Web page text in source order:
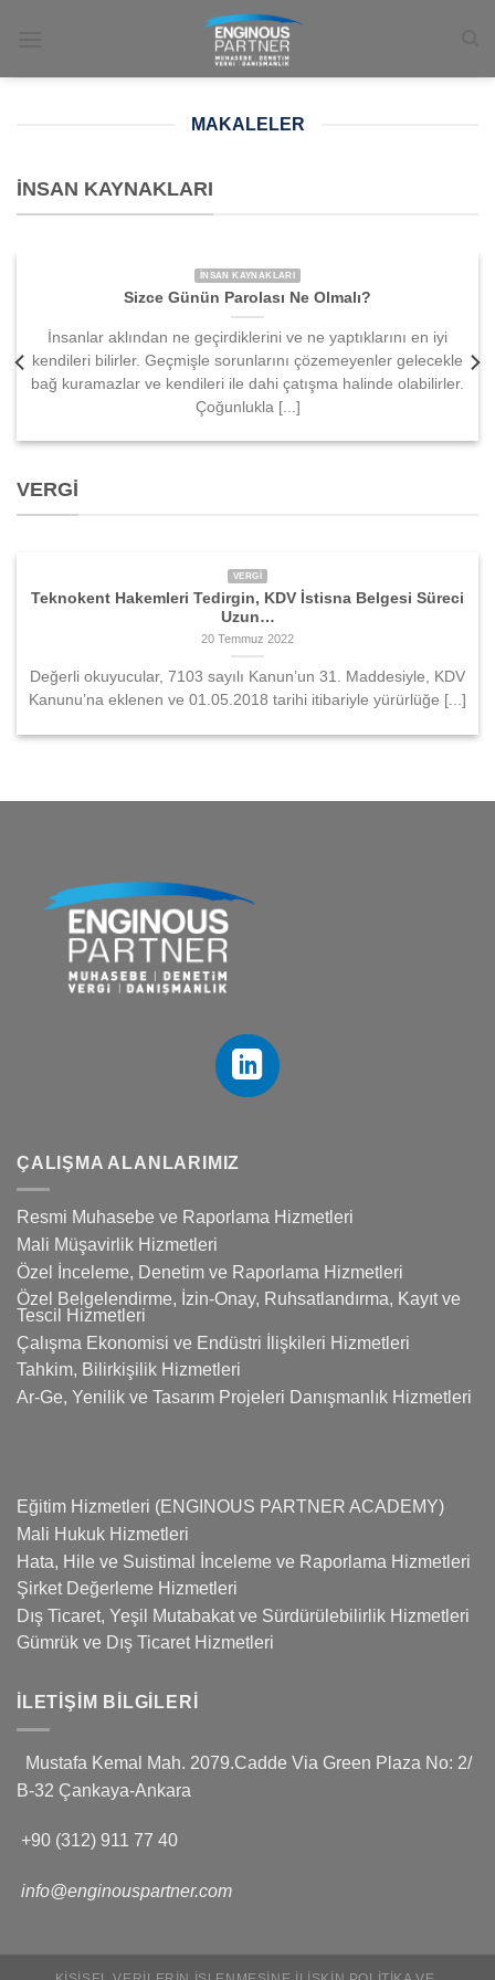
MAKALELER
İNSAN KAYNAKLARI
İNSAN KAYNAKLARI
Sizce Günün Parolası Ne Olmalı?
İnsanlar aklından ne geçirdiklerini ve ne yaptıklarını en iyi
kendileri bilirler. Geçmişle sorunlarını çözemeyenler gelecekle
bağ kuramazlar ve kendileri ile dahi çatışma halinde olabilirler.
Çoğunlukla [...]
VERGI
VERGI
Teknokent Hakemleri Tedirgin, KDV İstisna Belgesi Süreci
Uzun…
20 Temmuz 2022
Değerli okuyucular, 7103 sayılı Kanun’un 31. Maddesiyle, KDV
Kanunu’na eklenen ve 01.05.2018 tarihi itibariyle yürürlüğe [...]
ÇALIŞMA ALANLARIMIZ
Resmi Muhasebe ve Raporlama Hizmetleri
Mali Müşavirlik Hizmetleri
Özel İnceleme, Denetim ve Raporlama Hizmetleri
Özel Belgelendirme, İzin-Onay, Ruhsatlandırma, Kayıt ve
Tescil Hizmetleri
Çalışma Ekonomisi ve Endüstri İlişkileri Hizmetleri
Tahkim, Bilirkişilik Hizmetleri
Ar-Ge, Yenilik ve Tasarım Projeleri Danışmanlık Hizmetleri
Eğitim Hizmetleri (ENGINOUS PARTNER ACADEMY)
Mali Hukuk Hizmetleri
Hata, Hile ve Suistimal İnceleme ve Raporlama Hizmetleri
Şirket Değerleme Hizmetleri
Dış Ticaret, Yeşil Mutabakat ve Sürdürülebilirlik Hizmetleri
Gümrük ve Dış Ticaret Hizmetleri
İLETIŞIM BILGILERI
Mustafa Kemal Mah. 2079.Cadde Via Green Plaza No: 2/
B-32 Çankaya-Ankara
+90 (312) 911 77 40
info@enginouspartner.com